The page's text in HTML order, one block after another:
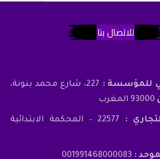
للاتصال بنا
للمؤسسة :
227، شارع محمد بنونة،
:
22577 – المحكمة الابتدائية
:
001991468000083